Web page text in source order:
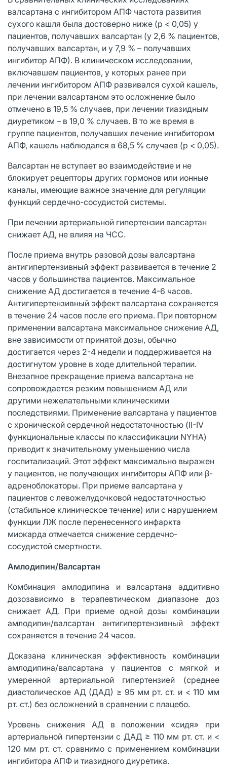
валсартана с ингибитором АПФ частота развития
сухого кашля была достоверно ниже (р < 0,05) у
пациентов, получавших валсартан (у 2,6 % пациентов,
получавших валсартан, и у 7,9 % – получавших
ингибитор АПФ). В клиническом исследовании,
включавшем пациентов, у которых ранее при
лечении ингибитором АПФ развивался сухой кашель,
при лечении валсартаном это осложнение было
отмечено в 19,5 % случаев, при лечении тиазидным
диуретиком – в 19,0 % случаев. В то же время в
группе пациентов, получавших лечение ингибитором
АПФ, кашель наблюдался в 68,5 % случаев (р < 0,05).
Валсартан не вступает во взаимодействие и не
блокирует рецепторы других гормонов или ионные
каналы, имеющие важное значение для регуляции
функций сердечно-сосудистой системы.
При лечении артериальной гипертензии валсартан
снижает АД, не влияя на ЧСС.
После приема внутрь разовой дозы валсартана
антигипертензивный эффект развивается в течение 2
часов у большинства пациентов. Максимальное
снижение АД достигается в течение 4-6 часов.
Антигипертензивный эффект валсартана сохраняется
в течение 24 часов после его приема. При повторном
применении валсартана максимальное снижение АД,
вне зависимости от принятой дозы, обычно
достигается через 2-4 недели и поддерживается на
достигнутом уровне в ходе длительной терапии.
Внезапное прекращение приема валсартана не
сопровождается резким повышением АД или
другими нежелательными клиническими
последствиями. Применение валсартана у пациентов
с хронической сердечной недостаточностью (II-IV
функциональные классы по классификации NYHA)
приводит к значительному уменьшению числа
госпитализаций. Этот эффект максимально выражен
у пациентов, не получающих ингибиторы АПФ или β-
адреноблокаторы. При приеме валсартана у
пациентов с левожелудочковой недостаточностью
(стабильное клиническое течение) или с нарушением
функции ЛЖ после перенесенного инфаркта
миокарда отмечается снижение сердечно-
сосудистой смертности.
Амлодипин/Валсартан
Комбинация амлодипина и валсартана аддитивно
дозозависимо в терапевтическом диапазоне доз
снижает АД. При приеме одной дозы комбинации
амлодипин/валсартан антигипертензивный эффект
сохраняется в течение 24 часов.
Доказана клиническая эффективность комбинации
амлодипина/валсартана у пациентов с мягкой и
умеренной артериальной гипертензией (среднее
диастолическое АД (ДАД) ≥ 95 мм рт. ст. и < 110 мм
рт. ст.) без осложнений в сравнении с плацебо.
Уровень снижения АД в положении «сидя» при
артериальной гипертензии с ДАД ≥ 110 мм рт. ст. и <
120 мм рт. ст. сравнимо с применением комбинации
ингибитора АПФ и тиазидного диуретика.